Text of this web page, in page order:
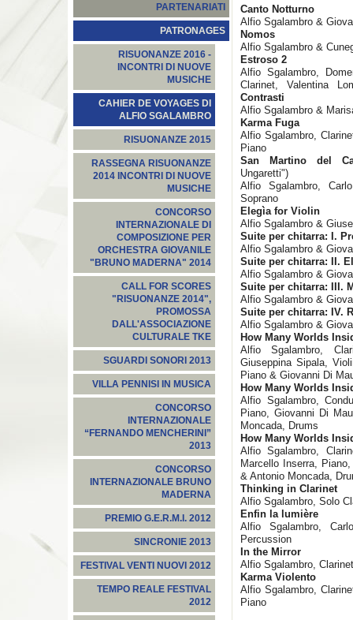
PARTENARIATI
PATRONAGES
RISUONANZE 2016 -
INCONTRI DI NUOVE
MUSICHE
CAHIER DE VOYAGES DI
ALFIO SGALAMBRO
RISUONANZE 2015
RASSEGNA RISUONANZE
2014 INCONTRI DI NUOVE
MUSICHE
CONCORSO
INTERNAZIONALE DI
COMPOSIZIONE PER
ORCHESTRA GIOVANILE
"BRUNO MADERNA" 2014
CALL FOR SCORES
"RISUONANZE 2014",
PROMOSSA
DALL'ASSOCIAZIONE
CULTURALE TKE
SGUARDI SONORI 2013
VILLA PENNISI IN MUSICA
CONCORSO
INTERNAZIONALE
“FERNANDO MENCHERINI”
2013
CONCORSO
INTERNAZIONALE BRUNO
MADERNA
PREMIO G.E.R.M.I. 2012
SINCRONIE 2013
FESTIVAL VENTI NUOVI 2012
TEMPO REALE FESTIVAL
2012
Canto Notturno
Alfio Sgalambro &
Nomos
Alfio Sgalambro &
Estroso 2
Alfio Sgalambro,
Clarinet, Valentina
Contrasti
Alfio Sgalambro &
Karma Fuga
Alfio Sgalambro,
Piano
San Martino del
Ungaretti")
Alfio Sgalambro,
Soprano
Elegìa for Violin
Alfio Sgalambro &
Suite per chitarra: I.
Alfio Sgalambro &
Suite per chitarra: II.
Alfio Sgalambro &
Suite per chitarra: III.
Alfio Sgalambro &
Suite per chitarra: IV.
Alfio Sgalambro &
How Many Worlds
Alfio Sgalambro,
Giuseppina Sipala,
Piano & Giovanni Di
How Many Worlds
Alfio Sgalambro,
Piano, Giovanni Di
Moncada, Drums
How Many Worlds
Alfio Sgalambro,
Marcello Inserra,
& Antonio Moncada,
Thinking in Clarinet
Alfio Sgalambro, Solo
Enfin la lumière
Alfio Sgalambro,
Percussion
In the Mirror
Alfio Sgalambro,
Karma Violento
Alfio Sgalambro,
Piano